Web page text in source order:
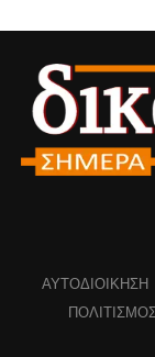
ΑΥΤΟΔΙΟΊΚΗΣΗ